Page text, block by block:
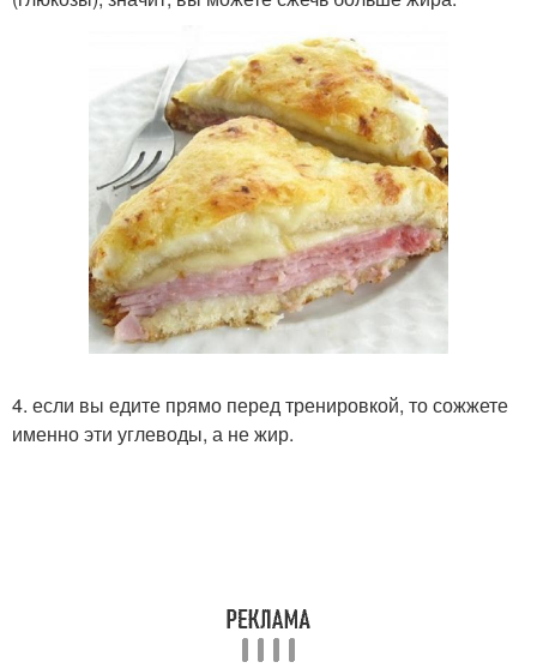
4. если вы едите прямо перед тренировкой, то сожжете
именно эти углеводы, а не жир.